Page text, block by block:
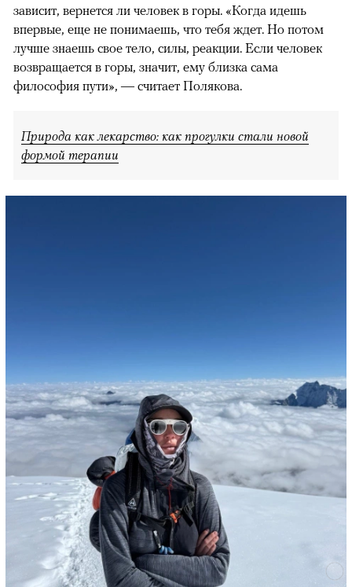
зависит, вернется ли человек в горы. «Когда идешь
впервые, еще не понимаешь, что тебя ждет. Но потом
лучше знаешь свое тело, силы, реакции. Если человек
возвращается в горы, значит, ему близка сама
философия пути», — считает Полякова.
Природа как лекарство: как прогулки стали новой
формой терапии